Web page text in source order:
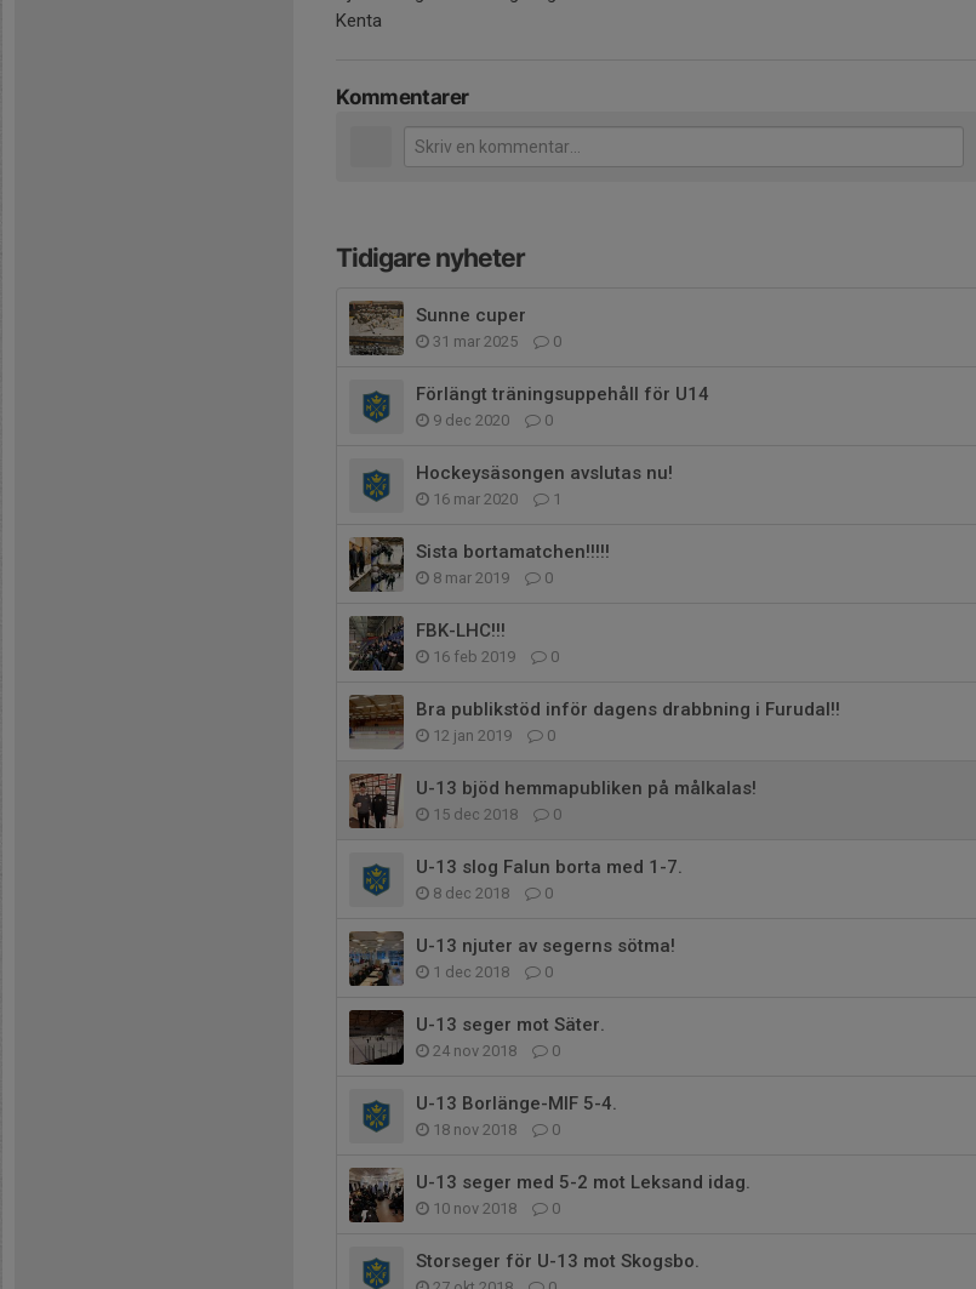
Kenta
Kommentarer
Tidigare nyheter
Sunne cuper
31 mar 2025 0
Förlängt träningsuppehåll för U14
9 dec 2020 0
Hockeysäsongen avslutas nu!
16 mar 2020 1
Sista bortamatchen!!!!!
8 mar 2019 0
FBK-LHC!!!
16 feb 2019 0
Bra publikstöd inför dagens drabbning i Furudal!!
12 jan 2019 0
U-13 bjöd hemmapubliken på målkalas!
15 dec 2018 0
U-13 slog Falun borta med 1-7.
8 dec 2018 0
U-13 njuter av segerns sötma!
1 dec 2018 0
U-13 seger mot Säter.
24 nov 2018 0
U-13 Borlänge-MIF 5-4.
18 nov 2018 0
U-13 seger med 5-2 mot Leksand idag.
10 nov 2018 0
Storseger för U-13 mot Skogsbo.